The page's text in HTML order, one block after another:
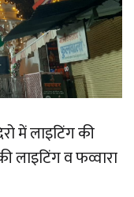
में लाइटिंग की
लाइटिंग व फव्वारा